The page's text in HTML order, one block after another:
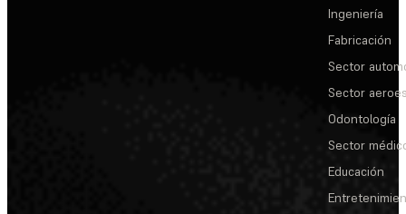
Ingeniería
Fabricación
Sector
Sector
Odontología
Sector
Educación